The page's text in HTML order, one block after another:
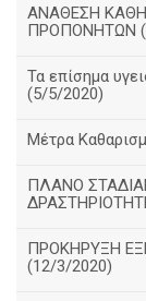
ΑΝΑΘΕΣΗ
ΠΡΟΠΟΝΗΤΩΝ
Τα επίσημα
(5/5/2020)
Μέτρα
ΠΛΑΝΟ
ΠΡΟΚΗΡΥΞΗ
(12/3/2020)